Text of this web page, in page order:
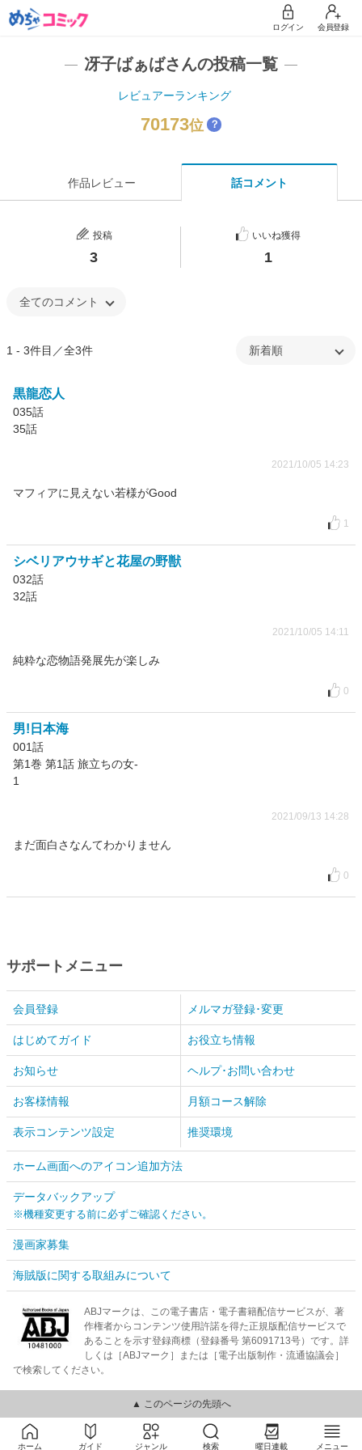
ログイン 会員登録
冴子ばぁばさんの投稿一覧
レビュアーランキング
70173位 ？
作品レビュー 話コメント
投稿
3
いいね獲得
1
1 - 3件目／全3件
黒龍恋人
035話
35話
2021/10/05 14:23
マフィアに見えない若様がGood
1
シベリアウサギと花屋の野獣
032話
32話
2021/10/05 14:11
純粋な恋物語発展先が楽しみ
0
男!日本海
001話
第1巻 第1話 旅立ちの女-
1
2021/09/13 14:28
まだ面白さなんてわかりません
0
サポートメニュー
会員登録 メルマガ登録･変更
はじめてガイド お役立ち情報
お知らせ ヘルプ･お問い合わせ
お客様情報 月額コース解除
表示コンテンツ設定 推奨環境
ホーム画面へのアイコン追加方法
データバックアップ
※機種変更する前に必ずご確認ください。
漫画家募集
海賊版に関する取組みについて
ABJマークは、この電子書店・電子書籍配信サービスが、著
作権者からコンテンツ使用許諾を得た正規版配信サービスで
あることを示す登録商標（登録番号 第6091713号）です。詳
しくは［ABJマーク］または［電子出版制作・流通協議会］
で検索してください。
▲ このページの先頭へ
ホーム ガイド ジャンル 検索 曜日連載 メニュー